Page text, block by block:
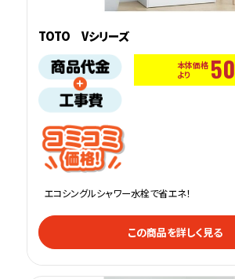
TOTO Vシリーズ
本体価格
より
50
エコシングルシャワー水栓で省エネ！
この商品を詳しく見る